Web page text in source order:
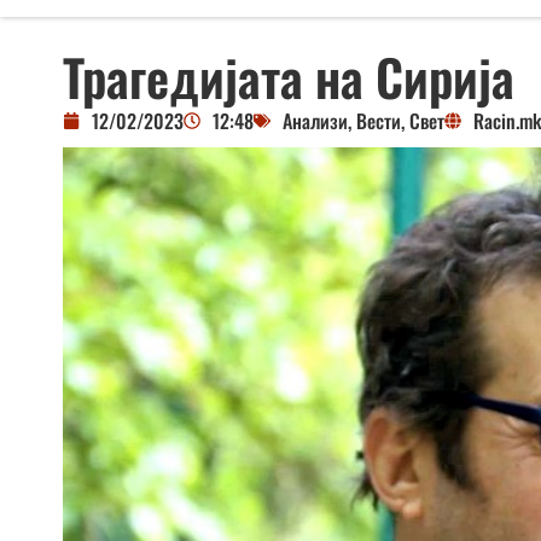
Трагедијата на Сирија
12/02/2023 12:48 Анализи, Вести,Свет Racin.mk